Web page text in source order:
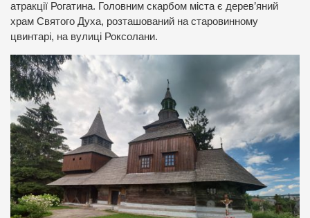
атракції Рогатина. Головним скарбом міста є дерев’яний
храм Святого Духа, розташований на старовинному
цвинтарі, на вулиці Роксолани.